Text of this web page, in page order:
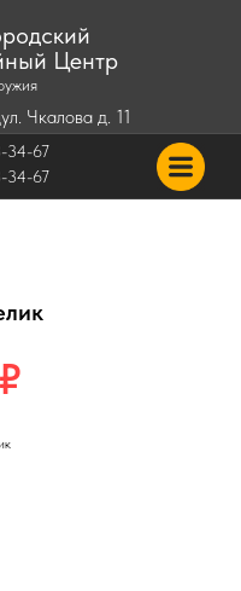
Центр
34-67
34-67
ул. Чкалова д. 11
₽